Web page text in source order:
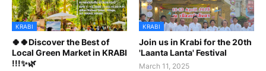
KRABI
🍀🍀Discover the Best of
Local Green Market in KRABI
!!!✨🌿
KRABI
Join us in Krabi for the 20th
'Laanta Lanta' Festival
March 11, 2025